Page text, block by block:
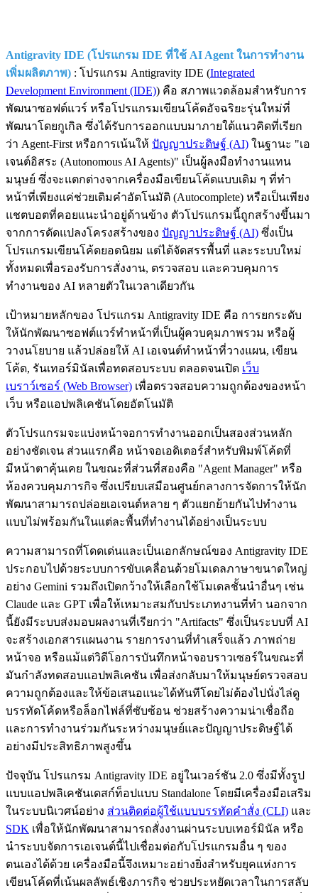
Antigravity IDE (โปรแกรม IDE ที่ใช้ AI Agent ในการทำงาน
เพิ่มผลิตภาพ) : โปรแกรม Antigravity IDE (Integrated
Development Environment (IDE)) คือ สภาพแวดล้อมสำหรับการ
พัฒนาซอฟต์แวร์ หรือโปรแกรมเขียนโค้ดอัจฉริยะรุ่นใหม่ที่
พัฒนาโดยกูเกิล ซึ่งได้รับการออกแบบมาภายใต้แนวคิดที่เรียก
ว่า Agent-First หรือการเน้นให้ ปัญญาประดิษฐ์ (AI) ในฐานะ "เอ
เจนต์อิสระ (Autonomous AI Agents)" เป็นผู้ลงมือทำงานแทน
มนุษย์ ซึ่งจะแตกต่างจากเครื่องมือเขียนโค้ดแบบเดิม ๆ ที่ทำ
หน้าที่เพียงแค่ช่วยเติมคำอัตโนมัติ (Autocomplete) หรือเป็นเพียง
แชตบอตที่คอยแนะนำอยู่ด้านข้าง ตัวโปรแกรมนี้ถูกสร้างขึ้นมา
จากการดัดแปลงโครงสร้างของ ปัญญาประดิษฐ์ (AI) ซึ่งเป็น
โปรแกรมเขียนโค้ดยอดนิยม แต่ได้จัดสรรพื้นที่ และระบบใหม่
ทั้งหมดเพื่อรองรับการสั่งงาน, ตรวจสอบ และควบคุมการ
ทำงานของ AI หลายตัวในเวลาเดียวกัน
เป้าหมายหลักของ โปรแกรม Antigravity IDE คือ การยกระดับ
ให้นักพัฒนาซอฟต์แวร์ทำหน้าที่เป็นผู้ควบคุมภาพรวม หรือผู้
วางนโยบาย แล้วปล่อยให้ AI เอเจนต์ทำหน้าที่วางแผน, เขียน
โค้ด, รันเทอร์มินัลเพื่อทดสอบระบบ ตลอดจนเปิด เว็บ
เบราว์เซอร์ (Web Browser) เพื่อตรวจสอบความถูกต้องของหน้า
เว็บ หรือแอปพลิเคชันโดยอัตโนมัติ
ตัวโปรแกรมจะแบ่งหน้าจอการทำงานออกเป็นสองส่วนหลัก
อย่างชัดเจน ส่วนแรกคือ หน้าจอเอดิเตอร์สำหรับพิมพ์โค้ดที่
มีหน้าตาคุ้นเคย ในขณะที่ส่วนที่สองคือ "Agent Manager" หรือ
ห้องควบคุมภารกิจ ซึ่งเปรียบเสมือนศูนย์กลางการจัดการให้นัก
พัฒนาสามารถปล่อยเอเจนต์หลาย ๆ ตัวแยกย้ายกันไปทำงาน
แบบไม่พร้อมกันในแต่ละพื้นที่ทำงานได้อย่างเป็นระบบ
ความสามารถที่โดดเด่นและเป็นเอกลักษณ์ของ Antigravity IDE
ประกอบไปด้วยระบบการขับเคลื่อนด้วยโมเดลภาษาขนาดใหญ่
อย่าง Gemini รวมถึงเปิดกว้างให้เลือกใช้โมเดลชั้นนำอื่นๆ เช่น
Claude และ GPT เพื่อให้เหมาะสมกับประเภทงานที่ทำ นอกจาก
นี้ยังมีระบบส่งมอบผลงานที่เรียกว่า "Artifacts" ซึ่งเป็นระบบที่ AI
จะสร้างเอกสารแผนงาน รายการงานที่ทำเสร็จแล้ว ภาพถ่าย
หน้าจอ หรือแม้แต่วิดีโอการบันทึกหน้าจอบราวเซอร์ในขณะที่
มันกำลังทดสอบแอปพลิเคชัน เพื่อส่งกลับมาให้มนุษย์ตรวจสอบ
ความถูกต้องและให้ข้อเสนอแนะได้ทันทีโดยไม่ต้องไปนั่งไล่ดู
บรรทัดโค้ดหรือล็อกไฟล์ที่ซับซ้อน ช่วยสร้างความน่าเชื่อถือ
และการทำงานร่วมกันระหว่างมนุษย์และปัญญาประดิษฐ์ได้
อย่างมีประสิทธิภาพสูงขึ้น
ปัจจุบัน โปรแกรม Antigravity IDE อยู่ในเวอร์ชัน 2.0 ซึ่งมีทั้งรูป
แบบแอปพลิเคชันเดสก์ท็อปแบบ Standalone โดยมีเครื่องมือเสริม
ในระบบนิเวศน์อย่าง ส่วนติดต่อผู้ใช้แบบบรรทัดคำสั่ง (CLI) และ
SDK เพื่อให้นักพัฒนาสามารถสั่งงานผ่านระบบเทอร์มินัล หรือ
นำระบบจัดการเอเจนต์นี้ไปเชื่อมต่อกับโปรแกรมอื่น ๆ ของ
ตนเองได้ด้วย เครื่องมือนี้จึงเหมาะอย่างยิ่งสำหรับยุคแห่งการ
เขียนโค้ดที่เน้นผลลัพธ์เชิงภารกิจ ช่วยประหยัดเวลาในการสลับ